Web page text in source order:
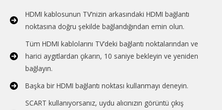
HDMI kablosunun TV’nizin arkasındaki HDMI bağlantı
noktasına doğru şekilde bağlandığından emin olun.
Tüm HDMI kablolarını TV’deki bağlantı noktalarından ve
harici aygıtlardan çıkarın, 10 saniye bekleyin ve yeniden
bağlayın.
Başka bir HDMI bağlantı noktası kullanmayı deneyin.
SCART kullanıyorsanız, uydu alıcınızın görüntü çıkış